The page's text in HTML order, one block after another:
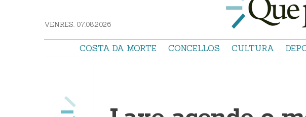
VENRES. 07.08.2026
COSTA DA MORTE CONCELLOS CULTURA